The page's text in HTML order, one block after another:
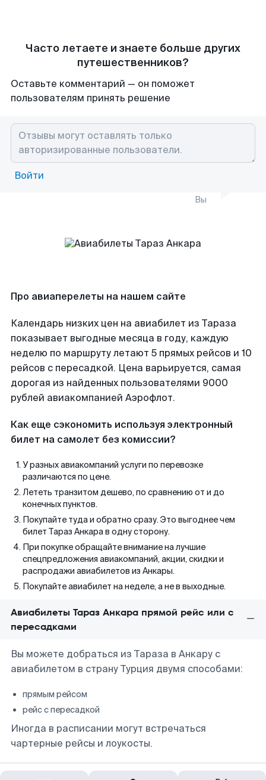
Часто летаете и знаете больше других
путешественников?
Оставьте комментарий — он поможет
пользователям принять решение
Войти
Вы
Про авиаперелеты на нашем сайте
Календарь низких цен на авиабилет из Тараза
показывает выгодные месяца в году, каждую
неделю по маршруту летают 5 прямых рейсов и 10
рейсов с пересадкой. Цена варьируется, самая
дорогая из найденных пользователями 9000
рублей авиакомпанией Аэрофлот.
Как еще сэкономить используя электронный
билет на самолет без комиссии?
У разных авиакомпаний услуги по перевозке
различаются по цене.
Лететь транзитом дешево, по сравнению от и до
конечных пунктов.
Покупайте туда и обратно сразу. Это выгоднее чем
билет Тараз Анкара в одну сторону.
При покупке обращайте внимание на лучшие
спецпредложения авиакомпаний, акции, скидки и
распродажи авиабилетов из Анкары.
Покупайте авиабилет на неделе, а не в выходные.
Авиабилеты Тараз Анкара прямой рейс или с
пересадками
Вы можете добраться из Тараза в Анкару с
авиабилетом в страну Турция двумя способами:
прямым рейсом
рейс с пересадкой
Иногда в расписании могут встречаться
чартерные рейсы и лоукосты.